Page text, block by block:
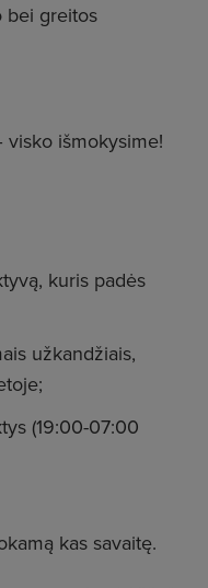
kuris padės
užkandžiais,
(19:00-07:00
kas savaitę.
bei greitos
išmokysime!